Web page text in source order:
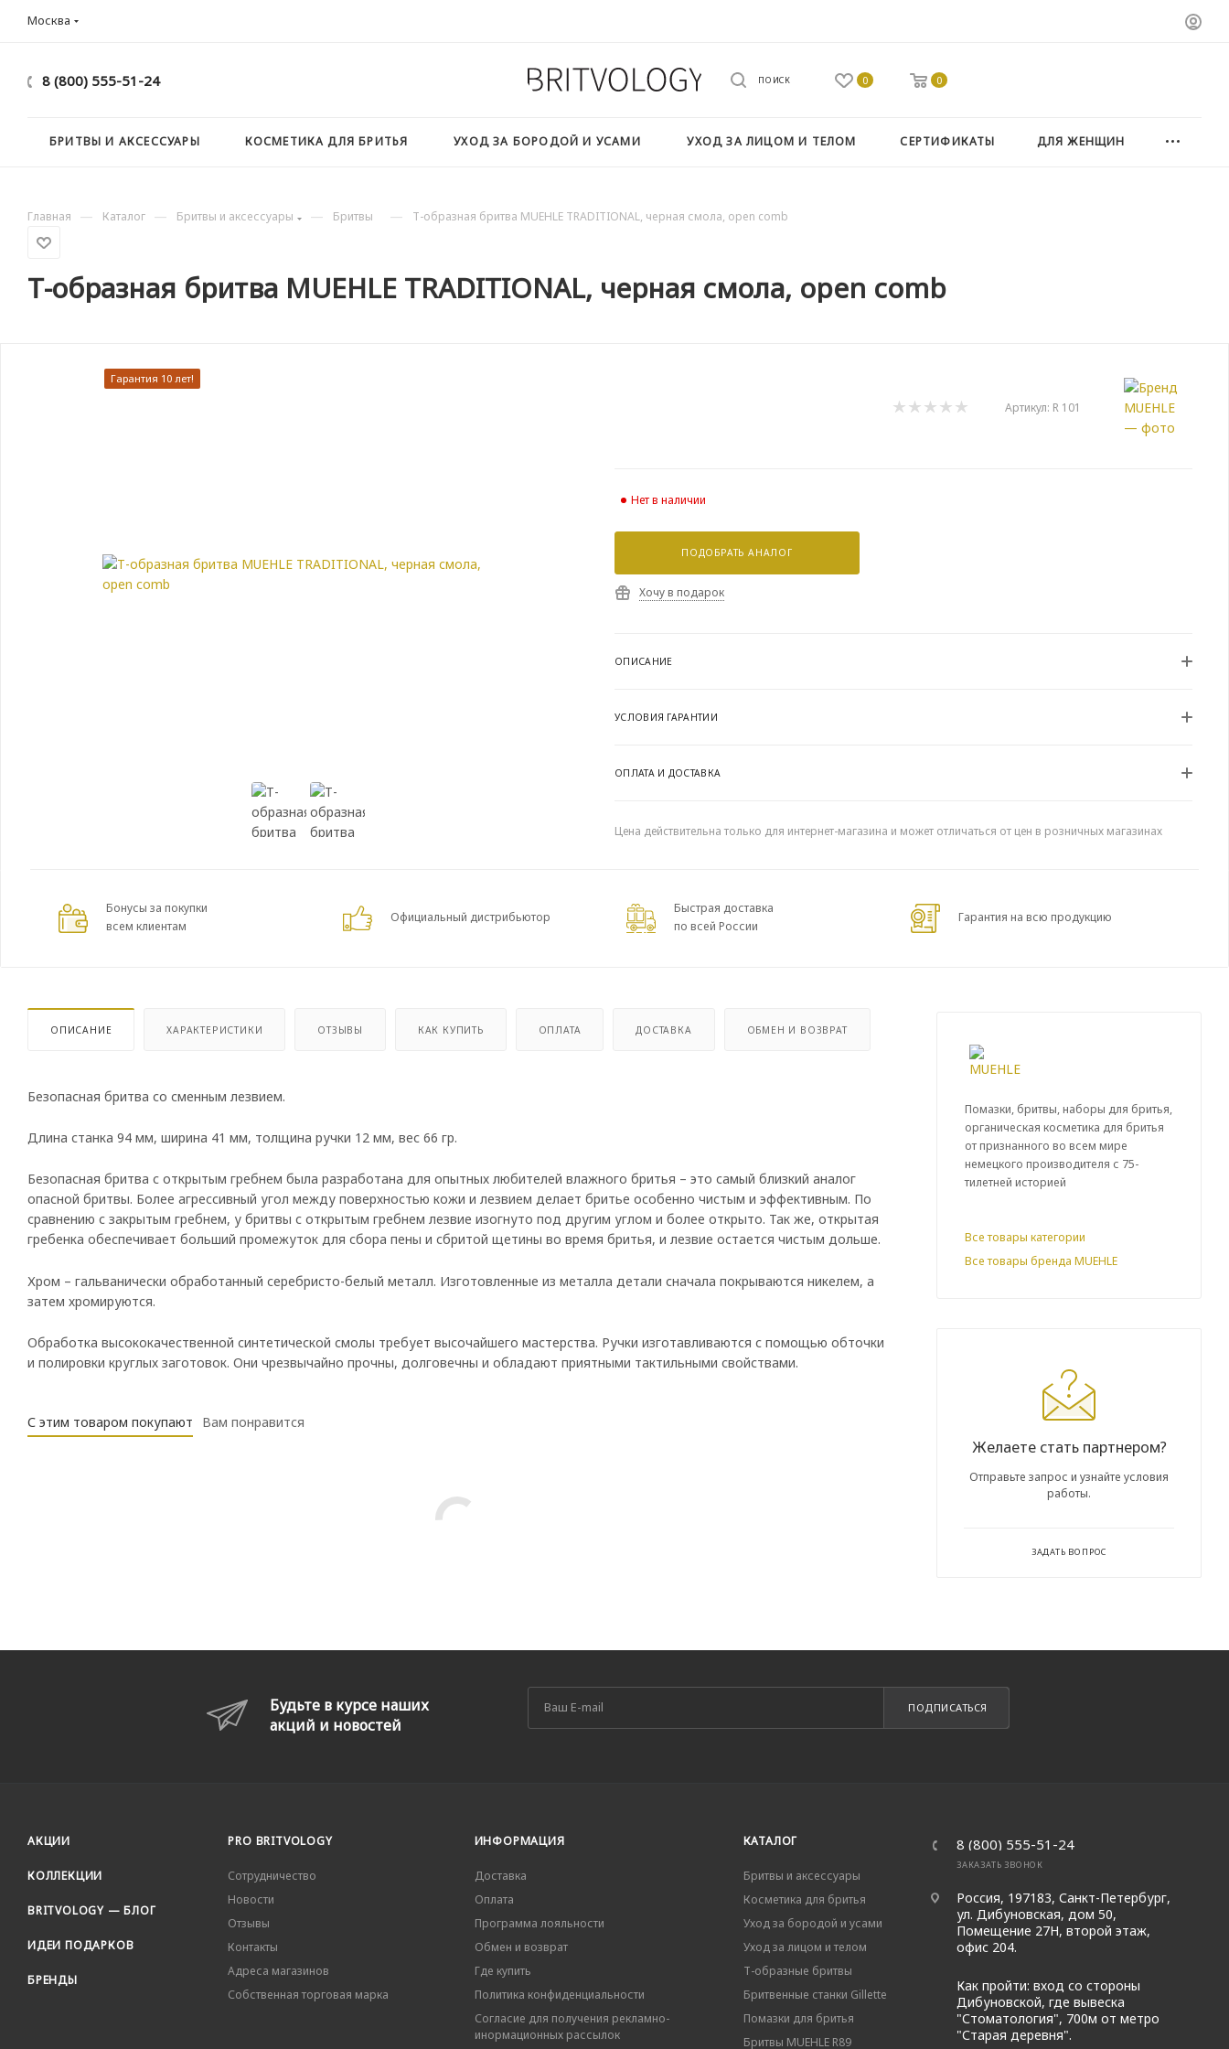
Москва
8 (800) 555-51-24 ПОИСК 0 0
БРИТВЫ И АКСЕССУАРЫ КОСМЕТИКА ДЛЯ БРИТЬЯ УХОД ЗА БОРОДОЙ И УСАМИ УХОД ЗА ЛИЦОМ И ТЕЛОМ СЕРТИФИКАТЫ ДЛЯ ЖЕНЩИН
Главная — Каталог — Бритвы и аксессуары — Бритвы — Т-образная бритва MUEHLE TRADITIONAL, черная смола, open comb
Т-образная бритва MUEHLE TRADITIONAL, черная смола, open comb
Гарантия 10 лет!
Артикул: R 101
Нет в наличии
ПОДОБРАТЬ АНАЛОГ
Хочу в подарок
ОПИСАНИЕ
УСЛОВИЯ ГАРАНТИИ
ОПЛАТА И ДОСТАВКА
Цена действительна только для интернет-магазина и может отличаться от цен в розничных магазинах
Бонусы за покупки
всем клиентам
Официальный дистрибьютор
Быстрая доставка
по всей России
Гарантия на всю продукцию
ОПИСАНИЕ ХАРАКТЕРИСТИКИ ОТЗЫВЫ КАК КУПИТЬ ОПЛАТА ДОСТАВКА ОБМЕН И ВОЗВРАТ
Безопасная бритва со сменным лезвием.
Длина станка 94 мм, ширина 41 мм, толщина ручки 12 мм, вес 66 гр.
Безопасная бритва с открытым гребнем была разработана для опытных любителей влажного бритья – это самый близкий аналог
опасной бритвы. Более агрессивный угол между поверхностью кожи и лезвием делает бритье особенно чистым и эффективным. По
сравнению с закрытым гребнем, у бритвы с открытым гребнем лезвие изогнуто под другим углом и более открыто. Так же, открытая
гребенка обеспечивает больший промежуток для сбора пены и сбритой щетины во время бритья, и лезвие остается чистым дольше.
Хром – гальванически обработанный серебристо-белый металл. Изготовленные из металла детали сначала покрываются никелем, а
затем хромируются.
Обработка высококачественной синтетической смолы требует высочайшего мастерства. Ручки изготавливаются с помощью обточки
и полировки круглых заготовок. Они чрезвычайно прочны, долговечны и обладают приятными тактильными свойствами.
С этим товаром покупают Вам понравится
Помазки, бритвы, наборы для бритья,
органическая косметика для бритья
от признанного во всем мире
немецкого производителя с 75-
тилетней историей
Все товары категории
Все товары бренда MUEHLE
Желаете стать партнером?
Отправьте запрос и узнайте условия
работы.
ЗАДАТЬ ВОПРОС
Будьте в курсе наших
акций и новостей
ПОДПИСАТЬСЯ
АКЦИИ
КОЛЛЕКЦИИ
BRITVOLOGY — БЛОГ
ИДЕИ ПОДАРКОВ
БРЕНДЫ
PRO BRITVOLOGY
Сотрудничество
Новости
Отзывы
Контакты
Адреса магазинов
Собственная торговая марка
ИНФОРМАЦИЯ
Доставка
Оплата
Программа лояльности
Обмен и возврат
Где купить
Политика конфиденциальности
Согласие для получения рекламно-
инормационных рассылок
КАТАЛОГ
Бритвы и аксессуары
Косметика для бритья
Уход за бородой и усами
Уход за лицом и телом
Т-образные бритвы
Бритвенные станки Gillette
Помазки для бритья
Бритвы MUEHLE R89
8 (800) 555-51-24
ЗАКАЗАТЬ ЗВОНОК
Россия, 197183, Санкт-Петербург,
ул. Дибуновская, дом 50,
Помещение 27Н, второй этаж,
офис 204.
Как пройти: вход со стороны
Дибуновской, где вывеска
"Стоматология", 700м от метро
"Старая деревня".